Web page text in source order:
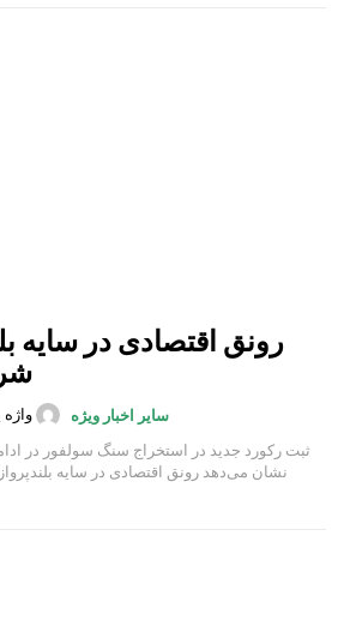
رونق اقتصادی در سایه
سایر اخبار ویژه واژه
ثبت رکورد جدید در استخراج سنگ سولفور در
نشان می‌دهد رونق اقتصادی در سایه